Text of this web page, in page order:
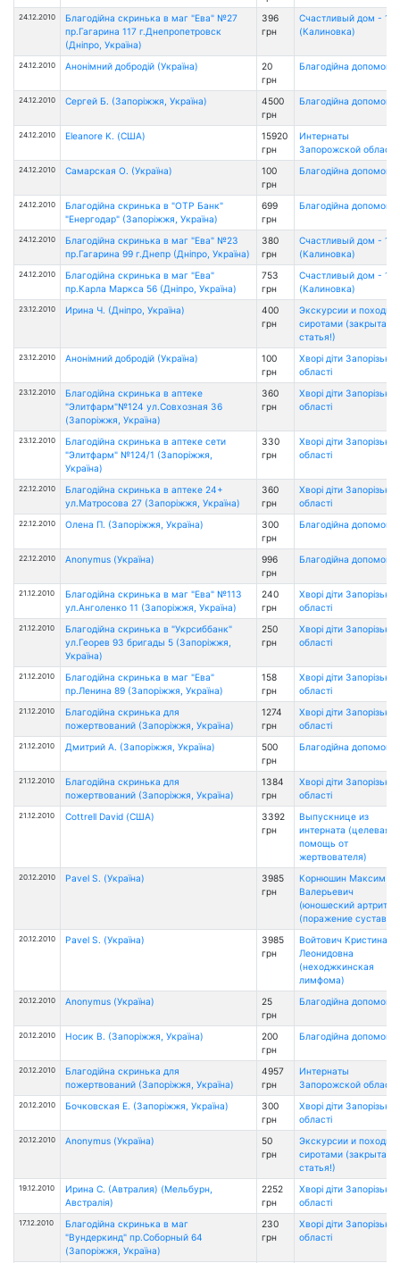
24.12.2010
Благодійна скринька в маг "Ева" №27
пр.Гагарина 117 г.Днепропетровск
(Дніпро, Україна)
396
грн
Счастливый дом - 1
(Калиновка)
24.12.2010 Анонімний добродій (Україна)
20
грн
Благодійна допомога
24.12.2010 Сергей Б. (Запоріжжя, Україна)
4500
грн
Благодійна допомога
24.12.2010 Eleanore K. (США)
15920
грн
Интернаты
Запорожской области
24.12.2010 Самарская О. (Україна)
100
грн
Благодійна допомога
24.12.2010
Благодійна скринька в "ОТР Банк"
"Енергодар" (Запоріжжя, Україна)
699
грн
Благодійна допомога
24.12.2010
Благодійна скринька в маг "Ева" №23
пр.Гагарина 99 г.Днепр (Дніпро, Україна)
380
грн
Счастливый дом - 1
(Калиновка)
24.12.2010
Благодійна скринька в маг "Ева"
пр.Карла Маркса 56 (Дніпро, Україна)
753
грн
Счастливый дом - 1
(Калиновка)
23.12.2010 Ирина Ч. (Дніпро, Україна)
400
грн
Экскурсии и походы с
сиротами (закрытая
статья!)
23.12.2010 Анонімний добродій (Україна)
100
грн
Хворі діти Запорізької
області
23.12.2010
Благодійна скринька в аптеке
"Элитфарм"№124 ул.Совхозная 36
(Запоріжжя, Україна)
360
грн
Хворі діти Запорізької
області
23.12.2010
Благодійна скринька в аптеке сети
"Элитфарм" №124/1 (Запоріжжя,
Україна)
330
грн
Хворі діти Запорізької
області
22.12.2010
Благодійна скринька в аптеке 24+
ул.Матросова 27 (Запоріжжя, Україна)
360
грн
Хворі діти Запорізької
області
22.12.2010 Олена П. (Запоріжжя, Україна)
300
грн
Благодійна допомога
22.12.2010 Anonymus (Україна)
996
грн
Благодійна допомога
21.12.2010
Благодійна скринька в маг "Ева" №113
ул.Анголенко 11 (Запоріжжя, Україна)
240
грн
Хворі діти Запорізької
області
21.12.2010
Благодійна скринька в "Укрсиббанк"
ул.Георев 93 бригады 5 (Запоріжжя,
Україна)
250
грн
Хворі діти Запорізької
області
21.12.2010
Благодійна скринька в маг "Ева"
пр.Ленина 89 (Запоріжжя, Україна)
158
грн
Хворі діти Запорізької
області
21.12.2010
Благодійна скринька для
пожертвований (Запоріжжя, Україна)
1274
грн
Хворі діти Запорізької
області
21.12.2010 Дмитрий А. (Запоріжжя, Україна)
500
грн
Благодійна допомога
21.12.2010
Благодійна скринька для
пожертвований (Запоріжжя, Україна)
1384
грн
Хворі діти Запорізької
області
21.12.2010 Cottrell David (США)
3392
грн
Выпускнице из
интерната (целевая
помощь от
жертвователя)
20.12.2010 Pavel S. (Україна)
3985
грн
Корнюшин Максим
Валерьевич
(юношеский артрит
(поражение
20.12.2010 Pavel S. (Україна)
3985
грн
Войтович Кристина
Леонидовна
(неходжкинская
лимфома)
20.12.2010 Anonymus (Україна)
25
грн
Благодійна допомога
20.12.2010 Носик В. (Запоріжжя, Україна)
200
грн
Благодійна допомога
20.12.2010
Благодійна скринька для
пожертвований (Запоріжжя, Україна)
4957
грн
Интернаты
Запорожской области
20.12.2010 Бочковская Е. (Запоріжжя, Україна)
300
грн
Хворі діти Запорізької
області
20.12.2010 Anonymus (Україна)
50
грн
Экскурсии и походы с
сиротами (закрытая
статья!)
19.12.2010
Ирина С. (Автралия) (Мельбурн,
Австралія)
2252
грн
Хворі діти Запорізької
області
17.12.2010
Благодійна скринька в маг
"Вундеркинд" пр.Соборный 64
(Запоріжжя, Україна)
230
грн
Хворі діти Запорізької
області